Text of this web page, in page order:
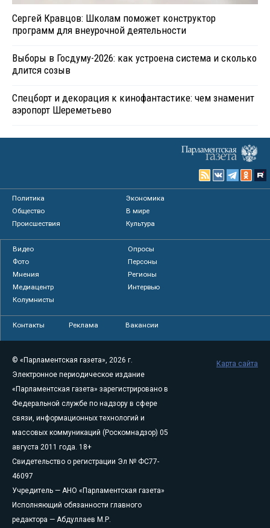
Сергей Кравцов: Школам поможет конструктор
программ для внеурочной деятельности
Выборы в Госдуму-2026: как устроена система и сколько
длится созыв
Спецборт и декорация к кинофантастике: чем знаменит
аэропорт Шереметьево
Политика
Экономика
Общество
В мире
Происшествия
Культура
Видео
Опросы
Фото
Персоны
Мнения
Регионы
Медиацентр
Интервью
Колумнисты
Контакты Реклама Вакансии
© «Парламентская газета», 2026 г.
Электронное периодическое издание
«Парламентская газета» зарегистрировано в
Федеральной службе по надзору в сфере
связи, информационных технологий и
массовых коммуникаций (Роскомнадзор) 05
августа 2011 года. 18+
Свидетельство о регистрации Эл № ФС77-
46097
Учредитель — АНО «Парламентская газета»
Исполняющий обязанности главного
редактора — Абдуллаев М.Р.
Карта сайта